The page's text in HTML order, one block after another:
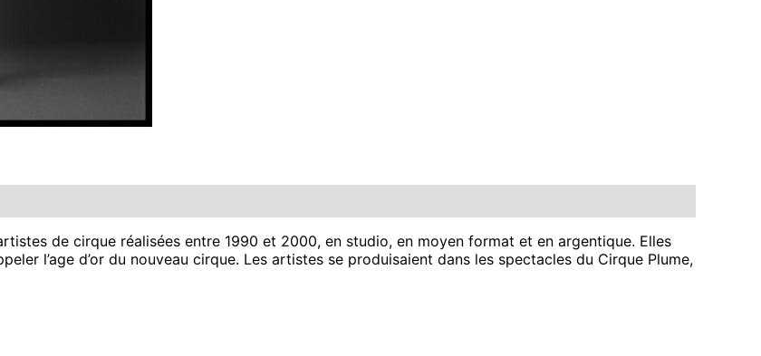
de cirque réalisées entre 1990 et 2000, en studio, en moyen format et en argentique. Elles
l’age d’or du nouveau cirque. Les artistes se produisaient dans les spectacles du Cirque Plume,